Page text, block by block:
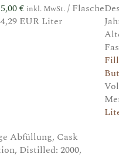
€ inkl. MwSt. / Flasche
EUR Liter
Abfüllung, Cask
Distilled: 2000,